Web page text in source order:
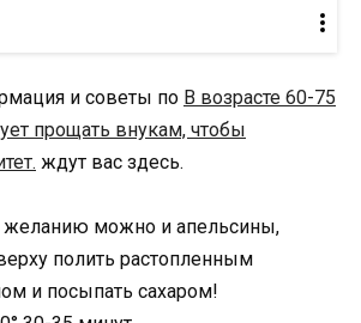
и советы по В возрасте 60-75
прощать внукам, чтобы
ждут вас здесь.
желанию можно и апельсины,
полить растопленным
и посыпать сахаром!